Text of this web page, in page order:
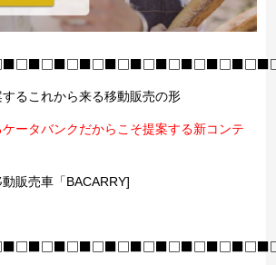
るこれから来る移動販売の形
ータバンクだからこそ提案する新コンテ
販売車「BACARRY]